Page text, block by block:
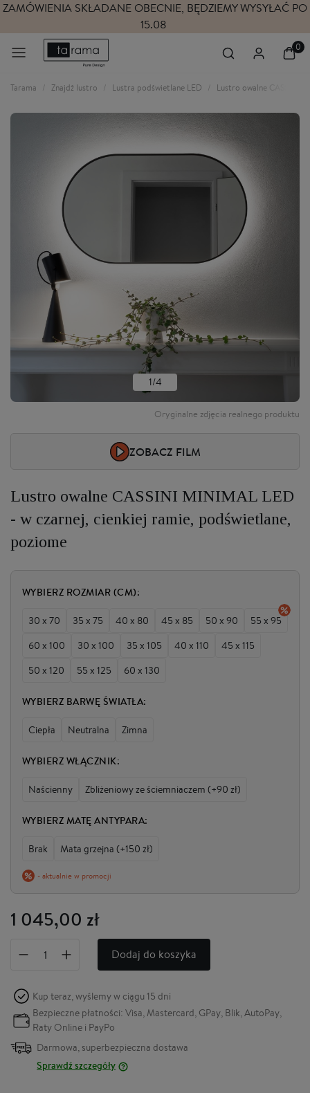
SKŁADANE OBECNIE, BĘDZIEMY WYSYŁAĆ PO
Tarama Znajdź lustro Lustra podświetlane LED Lustro owalne CASSINI
1/4
Oryginalne zdjęcia realnego produktu
ZOBACZ FILM
Lustro owalne CASSINI MINIMAL LED
- w czarnej, cienkiej ramie, podświetlane,
poziome
WYBIERZ ROZMIAR (CM):
30 x 70 35 x 75 40 x 80 45 x 85 50 x 90
55 x 95
60 x 100
30 x 100 35 x 105 40 x 110
45 x 115
50 x 120
55 x 125 60 x 130
WYBIERZ BARWĘ ŚWIATŁA:
Ciepła Neutralna Zimna
WYBIERZ WŁĄCZNIK:
Naścienny Zbliżeniowy ze ściemniaczem (+90 zł)
WYBIERZ MATĘ ANTYPARA:
Brak Mata grzejna (+150 zł)
- aktualnie w promocji
1 045,00 zł
Dodaj do koszyka
Kup teraz, wyślemy w ciągu 15 dni
Bezpieczne płatności: Visa, Mastercard, GPay, Blik, AutoPay,
Raty Online i PayPo
Darmowa, superbezpieczna dostawa
Sprawdź szczegóły